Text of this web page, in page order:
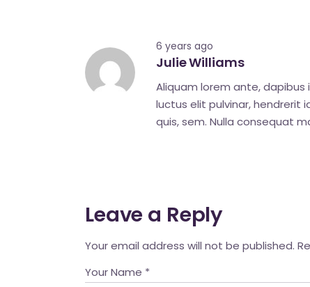
6 years ago
Julie Williams
Aliquam lorem ante, dapibus
luctus elit pulvinar, hendrerit
quis, sem. Nulla consequat
Leave a Reply
Your email address will not be published.